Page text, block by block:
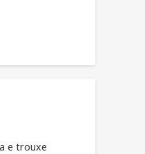
e trouxe